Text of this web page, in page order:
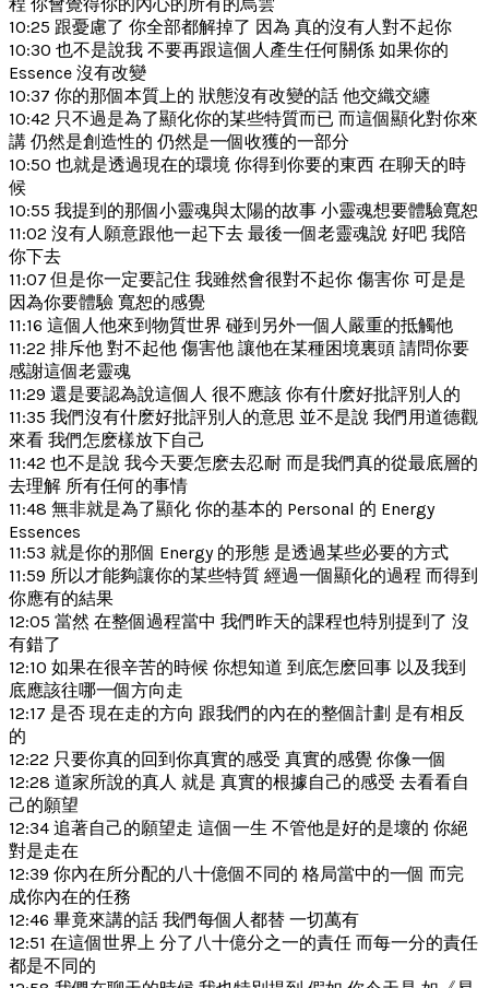
10:25 跟憂慮了 你全部都解掉了 因為 真的沒有人對不起你
10:30 也不是說我 不要再跟這個人產生任何關係 如果你的
Essence 沒有改變
10:37 你的那個本質上的 狀態沒有改變的話 他交織交纏
10:42 只不過是為了顯化你的某些特質而已 而這個顯化對你來
講 仍然是創造性的 仍然是一個收獲的一部分
10:50 也就是透過現在的環境 你得到你要的東西 在聊天的時
候
10:55 我提到的那個小靈魂與太陽的故事 小靈魂想要體驗寬恕
11:02 沒有人願意跟他一起下去 最後一個老靈魂說 好吧 我陪
你下去
11:07 但是你一定要記住 我雖然會很對不起你 傷害你 可是是
因為你要體驗 寬恕的感覺
11:16 這個人他來到物質世界 碰到另外一個人嚴重的抵觸他
11:22 排斥他 對不起他 傷害他 讓他在某種困境裏頭 請問你要
感謝這個老靈魂
11:29 還是要認為說這個人 很不應該 你有什麽好批評別人的
11:35 我們沒有什麽好批評別人的意思 並不是說 我們用道德觀
來看 我們怎麽樣放下自己
11:42 也不是說 我今天要怎麽去忍耐 而是我們真的從最底層的
去理解 所有任何的事情
11:48 無非就是為了顯化 你的基本的 Personal 的 Energy
Essences
11:53 就是你的那個 Energy 的形態 是透過某些必要的方式
11:59 所以才能夠讓你的某些特質 經過一個顯化的過程 而得到
你應有的結果
12:05 當然 在整個過程當中 我們昨天的課程也特別提到了 沒
有錯了
12:10 如果在很辛苦的時候 你想知道 到底怎麽回事 以及我到
底應該往哪一個方向走
12:17 是否 現在走的方向 跟我們的內在的整個計劃 是有相反
的
12:22 只要你真的回到你真實的感受 真實的感覺 你像一個
12:28 道家所說的真人 就是 真實的根據自己的感受 去看看自
己的願望
12:34 追著自己的願望走 這個一生 不管他是好的是壞的 你絕
對是走在
12:39 你內在所分配的八十億個不同的 格局當中的一個 而完
成你內在的任務
12:46 畢竟來講的話 我們每個人都替 一切萬有
12:51 在這個世界上 分了八十億分之一的責任 而每一分的責任
都是不同的